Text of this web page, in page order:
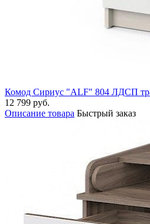
Комод Сириус "ALF" 804 ЛДСП
12 799 руб.
Описание товара Быстрый заказ